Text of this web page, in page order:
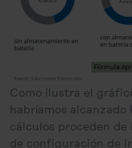
Como ilustra el
habríamos
cálculos proceden
de configuración de